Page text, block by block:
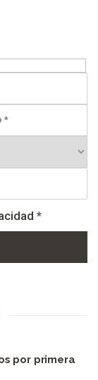
*
por primera